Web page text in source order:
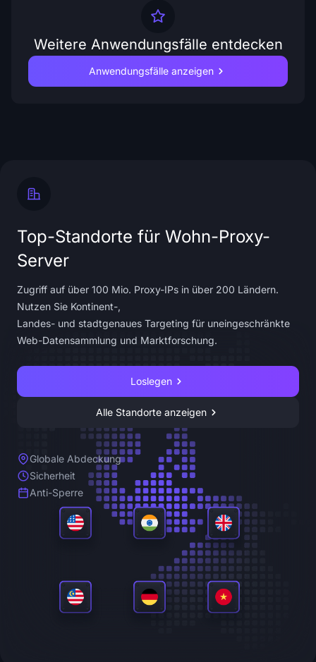
Weitere Anwendungsfälle entdecken
Anwendungsfälle anzeigen
Top-Standorte für Wohn-Proxy-
Server
Zugriff auf über 100 Mio. Proxy-IPs in über 200 Ländern.
Nutzen Sie Kontinent-,
Landes- und stadtgenaues Targeting für uneingeschränkte
Web-Datensammlung und Marktforschung.
Loslegen
Alle Standorte anzeigen
Globale Abdeckung
Sicherheit
Anti-Sperre